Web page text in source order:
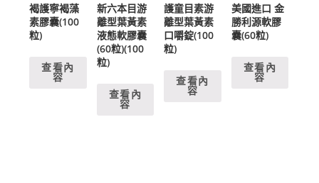
褐護寧褐藻
素膠囊(100
粒)
查看內
容
新六本目游
離型葉黃素
液態軟膠囊
(60粒)(100
粒)
查看內
容
護童目素游
離型葉黃素
口嚼錠(100
粒)
查看內
容
美國進口 金
勝利源軟膠
囊(60粒)
查看內
容